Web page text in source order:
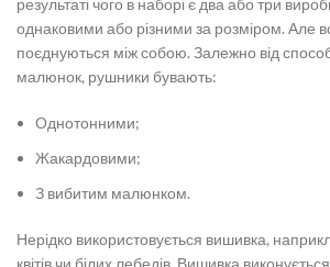
однаковими або різними за розміром. Але
поєднуються між собою. Залежно від
малюнок, рушники бувають:
Однотонними;
Жакардовими;
З вибитим малюнком.
Нерідко використовується вишивка,
квітів чи білих лебедів. Вишивка